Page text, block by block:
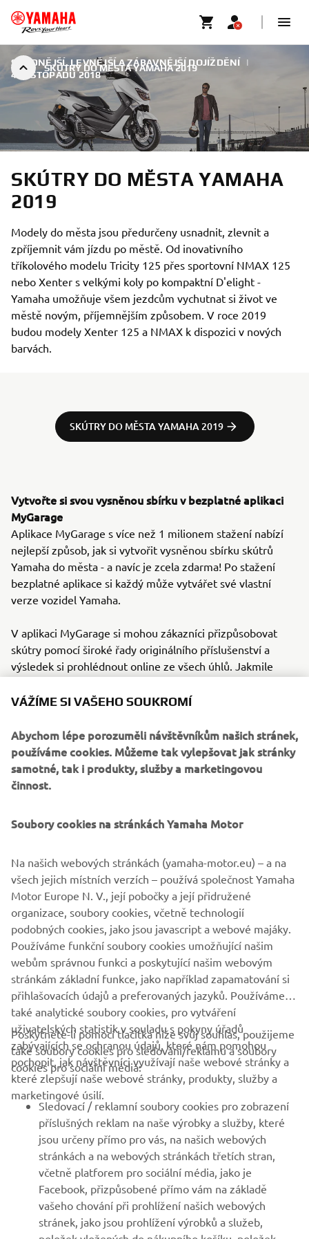
SKÚTRY DO MĚSTA YAMAHA 2019
SNADNĚJŠÍ, LEVNĚJŠÍ A ZÁBAVNĚJŠÍ DOJÍŽDĚNÍ
|
4. LISTOPADU 2018
SKÚTRY DO MĚSTA YAMAHA
2019
Modely do města jsou předurčeny usnadnit, zlevnit a
zpříjemnit vám jízdu po městě. Od inovativního
tříkolového modelu Tricity 125 přes sportovní NMAX 125
nebo Xenter s velkými koly po kompaktní D'elight -
Yamaha umožňuje všem jezdcům vychutnat si život ve
městě novým, příjemnějším způsobem. V roce 2019
budou modely Xenter 125 a NMAX k dispozici v nových
barvách.
SKÚTRY DO MĚSTA YAMAHA 2019
Vytvořte si svou vysněnou sbírku v bezplatné aplikaci
MyGarage
Aplikace MyGarage s více než 1 milionem stažení nabízí
nejlepší způsob, jak si vytvořit vysněnou sbírku skútrů
Yamaha do města - a navíc je zcela zdarma! Po stažení
bezplatné aplikace si každý může vytvářet své vlastní
verze vozidel Yamaha.
V aplikaci MyGarage si mohou zákazníci přizpůsobovat
skútry pomocí široké řady originálního příslušenství a
výsledek si prohlédnout online ze všech úhlů. Jakmile
přáteli - a až se definitivně rozhodnete, která verze je pro
promění ve skutečnost.
FIREMNÍ
B2B
VÍCE YAMAHA
PODPORA
ZPRAVODAJ
VÁŽÍME SI VAŠEHO SOUKROMÍ
Abychom lépe porozuměli návštěvníkům našich stránek,
používáme cookies. Můžeme tak vylepšovat jak stránky
samotné, tak i produkty, služby a marketingovou
činnost.
Soubory cookies na stránkách Yamaha Motor
Na našich webových stránkách (yamaha-motor.eu) – a na
všech jejich místních verzích – používá společnost Yamaha
Motor Europe N. V., její pobočky a její přidružené
organizace, soubory cookies, včetně technologií
podobných cookies, jako jsou javascript a webové majáky.
Používáme funkční soubory cookies umožňující našim
webům správnou funkci a poskytující našim webovým
stránkám základní funkce, jako například zapamatování si
přihlašovacích údajů a preferovaných jazyků. Používáme
také analytické soubory cookies, pro vytváření
uživatelských statistik v souladu s pokyny úřadů
zabývajících se ochranou údajů, které nám pomohou
pochopit, jak návštěvníci využívají naše webové stránky a
které zlepšují naše webové stránky, produkty, služby a
marketingové úsilí.
Poskytnete-li pomocí tlačítka níže svůj souhlas, použijeme
také soubory cookies pro sledování/reklamu a soubory
cookies pro sociální média:
Sledovací / reklamní soubory cookies pro zobrazení
příslušných reklam na naše výrobky a služby, které
jsou určeny přímo pro vás, na našich webových
stránkách a na webových stránkách třetích stran,
včetně platforem pro sociální média, jako je
Facebook, přizpůsobené přímo vám na základě
vašeho chování při prohlížení našich webových
stránek, jako jsou prohlížení výrobků a služeb,